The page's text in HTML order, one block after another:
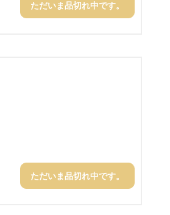
ただいま品切れ中です。
ただいま品切れ中です。